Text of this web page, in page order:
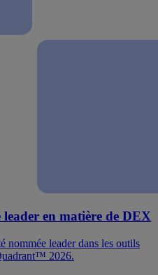
leader en matière de DEX
nommée leader dans les outils
2026.